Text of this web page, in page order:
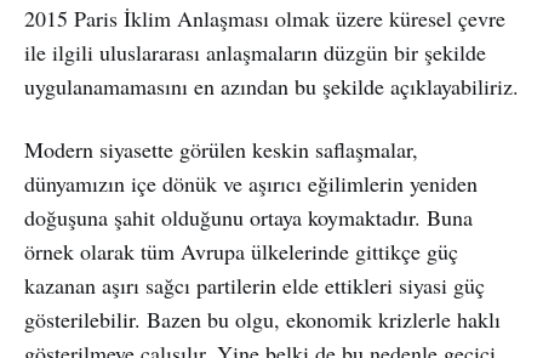
2015 Paris İklim Anlaşması olmak üzere küresel çevre
ile ilgili uluslararası anlaşmaların düzgün bir şekilde
uygulanamamasını en azından bu şekilde açıklayabiliriz.
Modern siyasette görülen keskin saflaşmalar,
dünyamızın içe dönük ve aşırıcı eğilimlerin yeniden
doğuşuna şahit olduğunu ortaya koymaktadır. Buna
örnek olarak tüm Avrupa ülkelerinde gittikçe güç
kazanan aşırı sağcı partilerin elde ettikleri siyasi güç
gösterilebilir. Bazen bu olgu, ekonomik krizlerle haklı